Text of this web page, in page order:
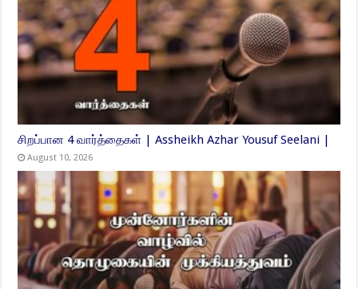
சிறப்பான 4 வார்த்தைகள் | Assheikh Azhar Yousuf Seelani |
August 10, 2026